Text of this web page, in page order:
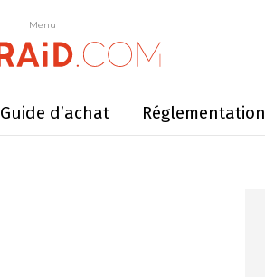
Menu
Guide d’achat Réglementation